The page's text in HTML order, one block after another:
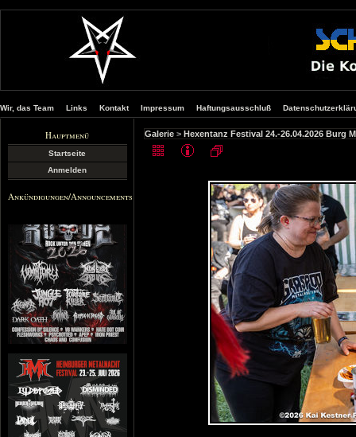
Wir, das Team Links Kontakt Impressum Haftungsausschluß
Hauptmenü
Startseite
Anmelden
Ankündigungen/Announcements
Galerie > Hexentanz Festival 24.-26.04.2026 Burg